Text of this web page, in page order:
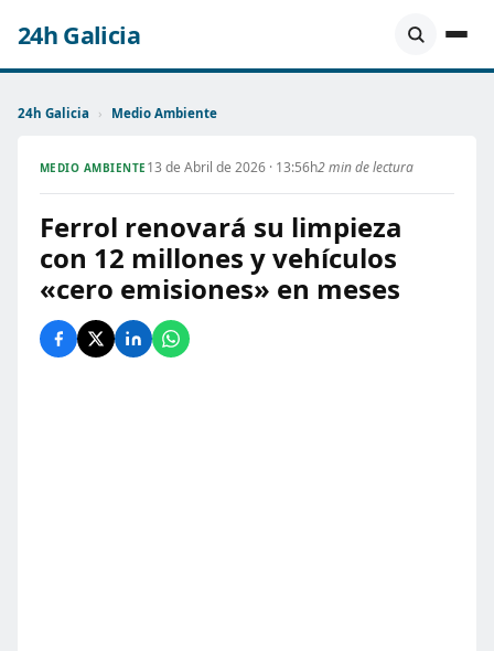
24h Galicia
24h Galicia › Medio Ambiente
MEDIO AMBIENTE 13 de Abril de 2026 · 13:56h2 min de lectura
Ferrol renovará su limpieza
con 12 millones y vehículos
«cero emisiones» en meses